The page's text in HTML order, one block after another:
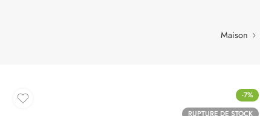
Maison
-7%
RUPTURE DE STOCK